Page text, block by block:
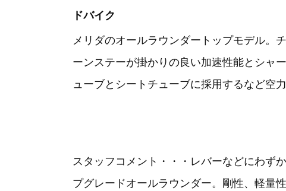
ドバイク
メリダのオールラウンダートップモデル。
ーンステーが掛かりの良い加速性能とシャ
ューブとシートチューブに採用するなど空力
スタッフコメント・・・レバーなどにわず
プグレードオールラウンダー。剛性、軽量